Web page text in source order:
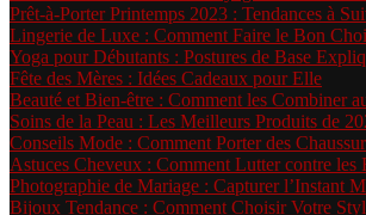
Prêt-à-Porter Printemps 2023 : Tendances à
Lingerie de Luxe : Comment Faire le Bon
Yoga pour Débutants : Postures de Base
Fête des Mères : Idées Cadeaux pour Elle
Beauté et Bien-être : Comment les Combiner
Soins de la Peau : Les Meilleurs Produits de
Conseils Mode : Comment Porter des
Astuces Cheveux : Comment Lutter contre les
Photographie de Mariage : Capturer l’Instant
Bijoux Tendance : Comment Choisir Votre